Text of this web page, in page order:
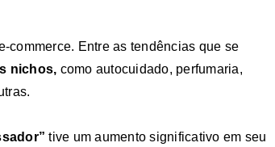
commerce. Entre as tendências que se
nichos, como autocuidado, perfumaria,
tive um aumento significativo em seu